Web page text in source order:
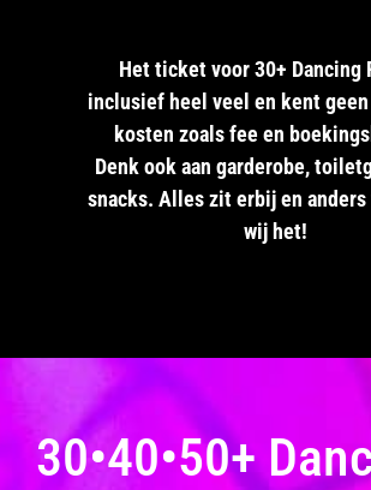
Het ticket voor 30+ Dancing
inclusief heel veel en kent
kosten zoals fee en
Denk ook aan garderobe,
snacks. Alles zit erbij en anders
wij het!
30•40•50+